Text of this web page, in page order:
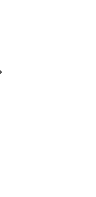
ロ デュ メニル 1
メニル Krug Clo
フランス シャン
ャンパーニュ